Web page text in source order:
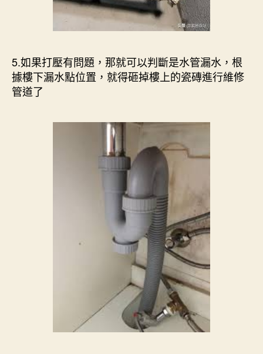
5.如果打壓有問題，那就可以判斷是水管漏水，根
據樓下漏水點位置，就得砸掉樓上的瓷磚進行維修
管道了